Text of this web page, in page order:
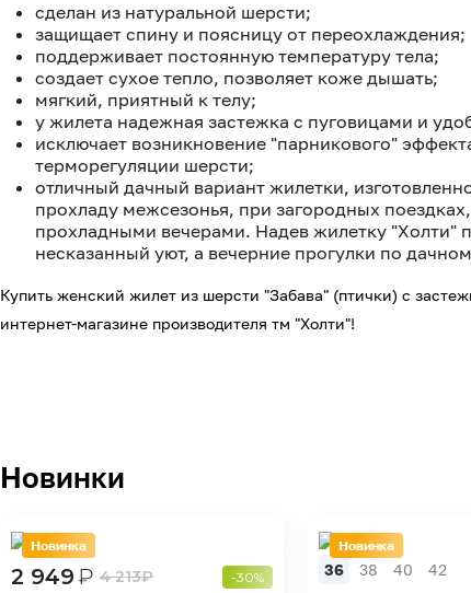
сделан из натуральной шерсти;
защищает спину и поясницу от переохлаждения;
поддерживает постоянную температуру тела;
создает сухое тепло, позволяет коже дышать;
мягкий, приятный к телу;
у жилета надежная застежка с пуговицами и
исключает возникновение "парникового"
терморегуляции шерсти;
отличный дачный вариант жилетки,
прохладу межсезонья, при загородных
прохладными вечерами. Надев жилетку "Холти"
несказанный уют, а вечерние прогулки по
Купить женский жилет из шерсти "Забава" (птички) с
интернет-магазине производителя тм "Холти"!
Новинки
Новинка
2 949₽ 4 213₽ -30%
Новинка
36 38 40 42